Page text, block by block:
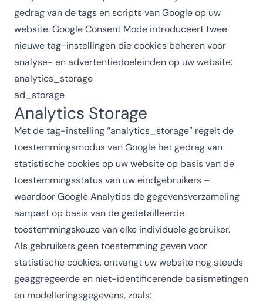
gedrag van de tags en scripts van Google op uw
website. Google Consent Mode introduceert twee
nieuwe tag-instellingen die cookies beheren voor
analyse- en advertentiedoeleinden op uw website:
analytics_storage
ad_storage
Analytics Storage
Met de tag-instelling “analytics_storage” regelt de
toestemmingsmodus van Google het gedrag van
statistische cookies op uw website op basis van de
toestemmingsstatus van uw eindgebruikers –
waardoor Google Analytics de gegevensverzameling
aanpast op basis van de gedetailleerde
toestemmingskeuze van elke individuele gebruiker.
Als gebruikers geen toestemming geven voor
statistische cookies, ontvangt uw website nog steeds
geaggregeerde en niet-identificerende basismetingen
en modelleringsgegevens, zoals: